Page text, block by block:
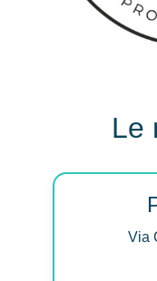
Le
Via